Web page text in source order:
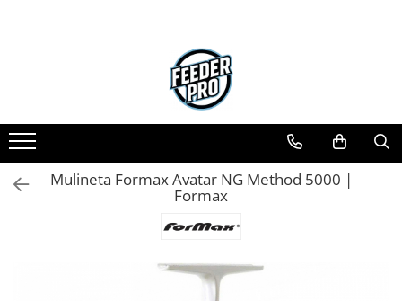
Mulinete
Accesorii Diverse
Mincioguri si Juvelnice
Scaune si Accesorii
Mulineta Formax Avatar NG Method 5000 |
Formax